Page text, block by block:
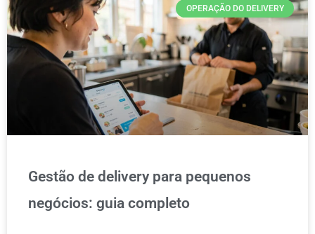
OPERAÇÃO DO DELIVERY
Gestão de delivery para pequenos
negócios: guia completo